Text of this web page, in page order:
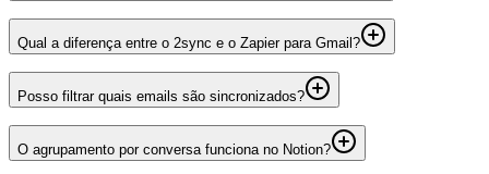
Qual a diferença entre o 2sync e o Zapier para Gmail?
Posso filtrar quais emails são sincronizados?
O agrupamento por conversa funciona no Notion?